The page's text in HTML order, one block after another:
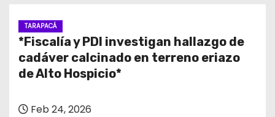
TARAPACÁ
*Fiscalía y PDI investigan hallazgo de
cadáver calcinado en terreno eriazo
de Alto Hospicio*
Feb 24, 2026